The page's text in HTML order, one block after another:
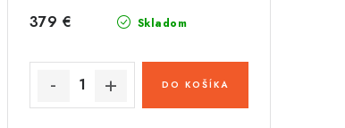
Skladom
379 €
DO KOŠÍKA